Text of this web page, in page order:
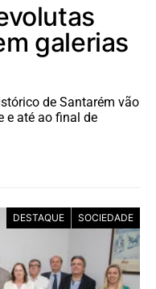
galerias
de Santarém vão
e até ao final de
DESTAQUE SOCIEDADE